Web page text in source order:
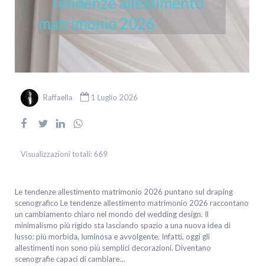
matrimonio 2026
Raffaella 1 Luglio 2026
Visualizzazioni totali: 669
Le tendenze allestimento matrimonio 2026 puntano sul draping
scenografico Le tendenze allestimento matrimonio 2026 raccontano
un cambiamento chiaro nel mondo del wedding design. Il
minimalismo più rigido sta lasciando spazio a una nuova idea di
lusso: più morbida, luminosa e avvolgente. Infatti, oggi gli
allestimenti non sono più semplici decorazioni. Diventano
scenografie capaci di cambiare…